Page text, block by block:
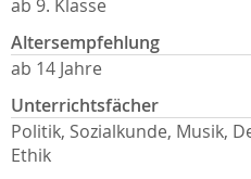
ab 9. Klasse
Altersempfehlung
ab 14 Jahre
Unterrichtsfächer
Politik, Sozialkunde, Musik,
Ethik